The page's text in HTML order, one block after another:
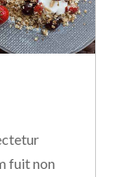
fuit non